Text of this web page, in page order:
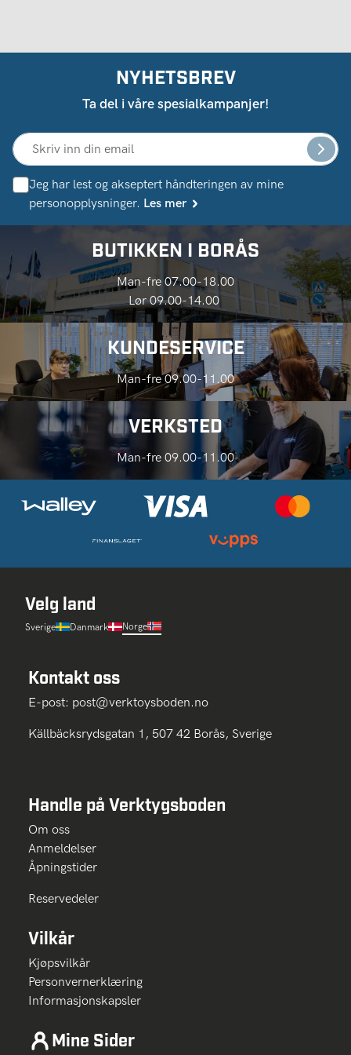
NYHETSBREV
Ta del i våre spesialkampanjer!
Jeg har lest og akseptert håndteringen av mine
personopplysninger. Les mer
BUTIKKEN I BORÅS
Man-fre 07.00-18.00
Lør 09.00-14.00
KUNDESERVICE
Man-fre 09.00-11.00
VERKSTED
Man-fre 09.00-11.00
Velg land
Sverige Danmark Norge
Kontakt oss
E-post: post@verktoysboden.no
Källbäcksrydsgatan 1, 507 42 Borås, Sverige
Handle på Verktygsboden
Om oss
Anmeldelser
Åpningstider
Reservedeler
Vilkår
Kjøpsvilkår
Personvernerklæring
Informasjonskapsler
Mine Sider